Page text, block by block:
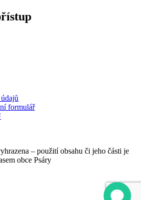
formulář
– použití obsahu či jeho části je
obce Psáry